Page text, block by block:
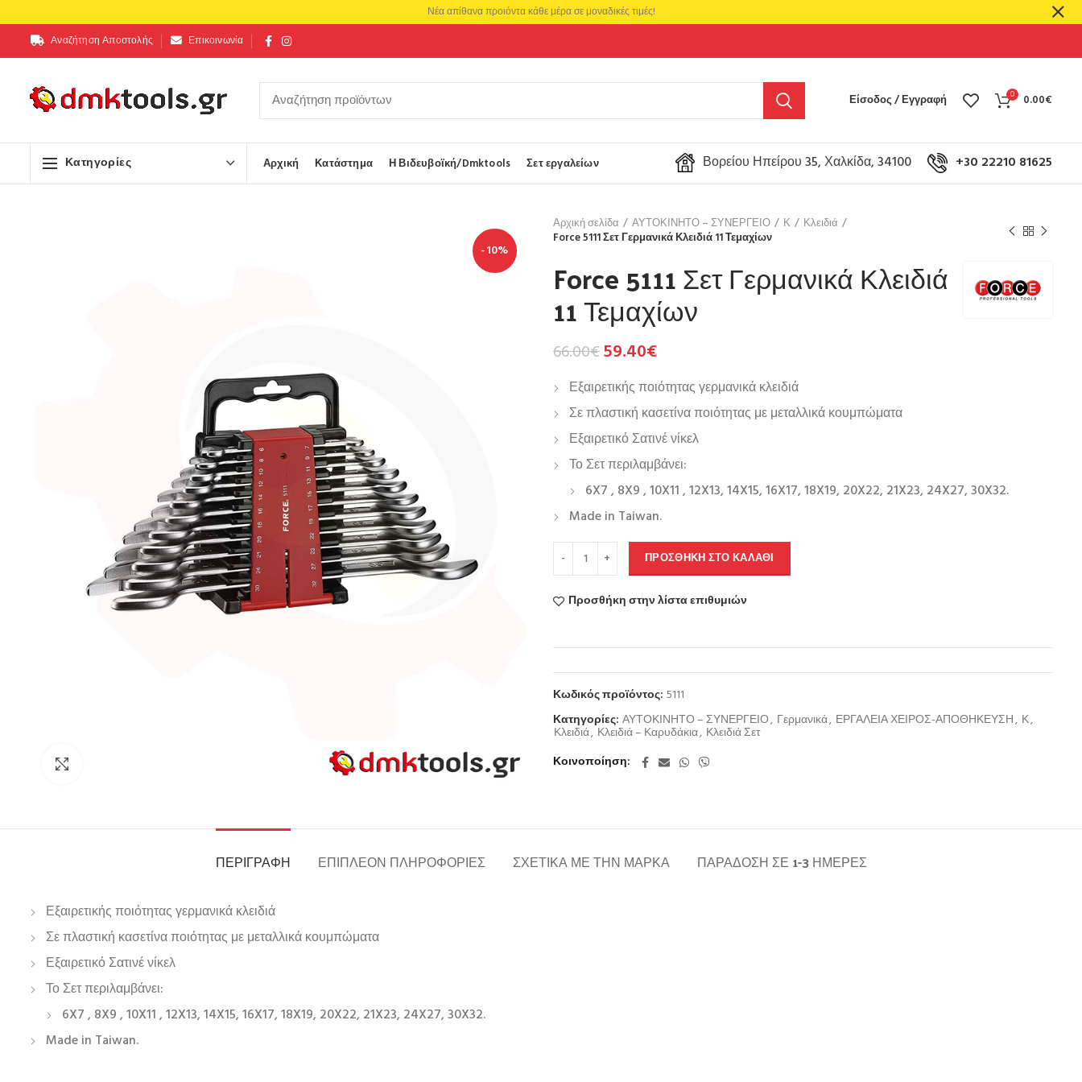
Αναζήτηση Αποστολής Επικοινωνία
Είσοδος / Εγγραφή 0 0.00€
Κατηγορίες Αρχική Κατάστημα Η Βιδευβοϊκή/Dmktools Σετ εργαλείων Βορείου Ηπείρου 35, Χαλκίδα, 34100 +30 22210 81625
-10%
Αρχική σελίδα ΑΥΤΟΚΙΝΗΤΟ – ΣΥΝΕΡΓΕΙΟ Κ
Κλειδιά
Force 5111 Σετ Γερμανικά Κλειδιά 11 Τεμαχίων
Force 5111 Σετ Γερμανικά Κλειδιά
11 Τεμαχίων
66.00€59.40€
Εξαιρετικής ποιότητας γερμανικά κλειδιά
Σε πλαστική κασετίνα ποιότητας με μεταλλικά κουμπώματα
Εξαιρετικό Σατινέ νίκελ
Το Σετ περιλαμβάνει:
6X7 , 8X9 , 10X11 , 12X13, 14X15, 16X17, 18X19, 20X22, 21X23, 24X27, 30X32.
Made in Taiwan.
ΠΡΟΣΘΉΚΗ ΣΤΟ ΚΑΛΆΘΙ
Προσθήκη στην λίστα επιθυμιών
Κωδικός προϊόντος: 5111
Κατηγορίες: ΑΥΤΟΚΙΝΗΤΟ – ΣΥΝΕΡΓΕΙΟ, Γερμανικά, ΕΡΓΑΛΕΙΑ ΧΕΙΡΟΣ-ΑΠΟΘΗΚΕΥΣΗ, Κ,
Κλειδιά, Κλειδιά – Καρυδάκια, Κλειδιά Σετ
Κοινοποίηση
ΠΕΡΙΓΡΑΦΉ ΕΠΙΠΛΈΟΝ ΠΛΗΡΟΦΟΡΊΕΣ ΣΧΕΤΙΚΆ ΜΕ ΤΗΝ ΜΆΡΚΑ ΠΑΡΆΔΟΣΗ ΣΕ 1-3 ΗΜΈΡΕΣ
Εξαιρετικής ποιότητας γερμανικά κλειδιά
Σε πλαστική κασετίνα ποιότητας με μεταλλικά κουμπώματα
Εξαιρετικό Σατινέ νίκελ
Το Σετ περιλαμβάνει:
6X7 , 8X9 , 10X11 , 12X13, 14X15, 16X17, 18X19, 20X22, 21X23, 24X27, 30X32.
Made in Taiwan.
Νέα απίθανα προιόντα κάθε μέρα σε μοναδικές τιμές!